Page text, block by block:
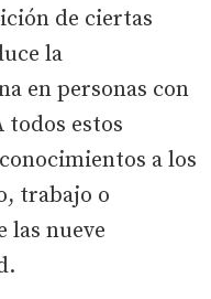
de ciertas
la
en personas con
todos estos
a los
trabajo o
las nueve